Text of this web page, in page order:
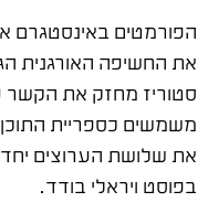
הפורמטים באינסטגרם
את החשיפה האורגנית
סטוריז מחזק את הקשר
משמשים כספריית
את שלושת הערוצים יחד
בפוסט ויראלי בודד.